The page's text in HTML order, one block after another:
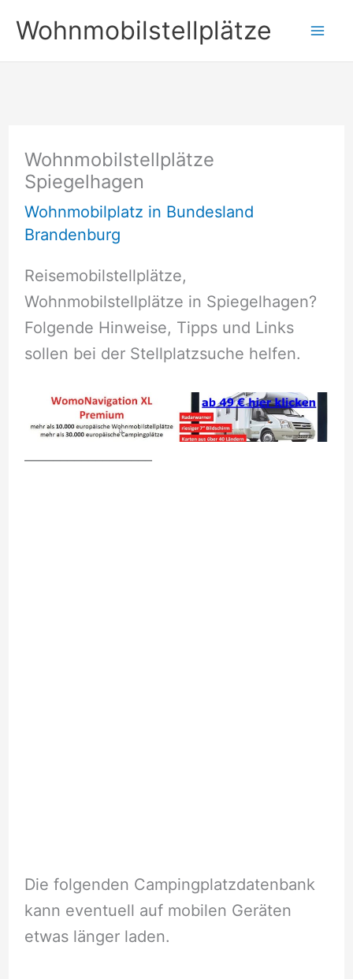
Inhalt
springen
Wohnmobilstellplätze
Wohnmobilstellplätze
Spiegelhagen
Wohnmobilplatz in Bundesland
Brandenburg
Reisemobilstellplätze,
Wohnmobilstellplätze in Spiegelhagen?
Folgende Hinweise, Tipps und Links
sollen bei der Stellplatzsuche helfen.
Die folgenden Campingplatzdatenbank
kann eventuell auf mobilen Geräten
etwas länger laden.